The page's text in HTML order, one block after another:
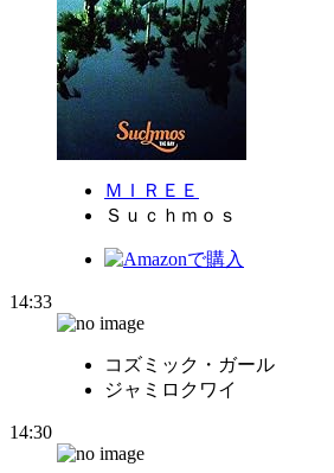
ＭＩＲＥＥ
Ｓｕｃｈｍｏｓ
14:33
コズミック・ガール
ジャミロクワイ
14:30